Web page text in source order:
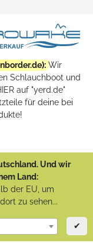
): Wir
Schlauchboot und
auf "yerd.de"
für deine bei
Und wir
Land:
der EU, um
zu sehen...
✔